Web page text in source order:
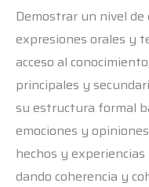
Demostrar un nivel
expresiones orales y
acceso al
principales y
su estructura formal
emociones y
hechos y
dando coherencia y